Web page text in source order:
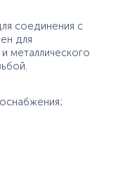
соединения с
для
металлического